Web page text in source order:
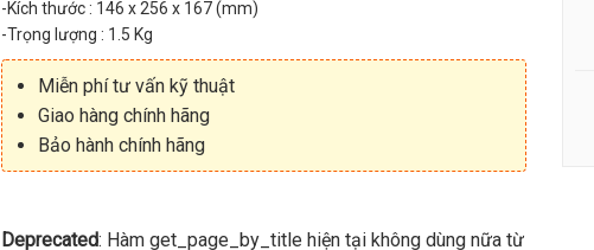
-Kích thước : 146 x 256 x 167 (mm)
-Trọng lượng : 1.5 Kg
Miễn phí tư vấn kỹ thuật
Giao hàng chính hãng
Bảo hành chính hãng
Deprecated: Hàm get_page_by_title hiện tại không dùng nữa từ